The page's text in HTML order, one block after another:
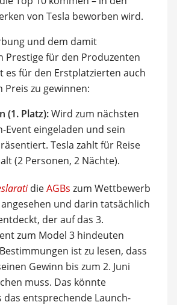
von Tesla beworben wird.
und dem damit
Prestige für den Produzenten
es für den Erstplatzierten auch
Preis zu gewinnen:
(1. Platz):Wird zum nächsten
Event eingeladen und sein
Tesla zahlt für Reise
(2 Personen, 2 Nächte).
dieAGBs zum Wettbewerb
und darin tatsächlich
der auf das 3.
zum Model 3 hindeuten
ist zu lesen, dass
Gewinn bis zum 2. Juni
muss. Das könnte
das entsprechende Launch-